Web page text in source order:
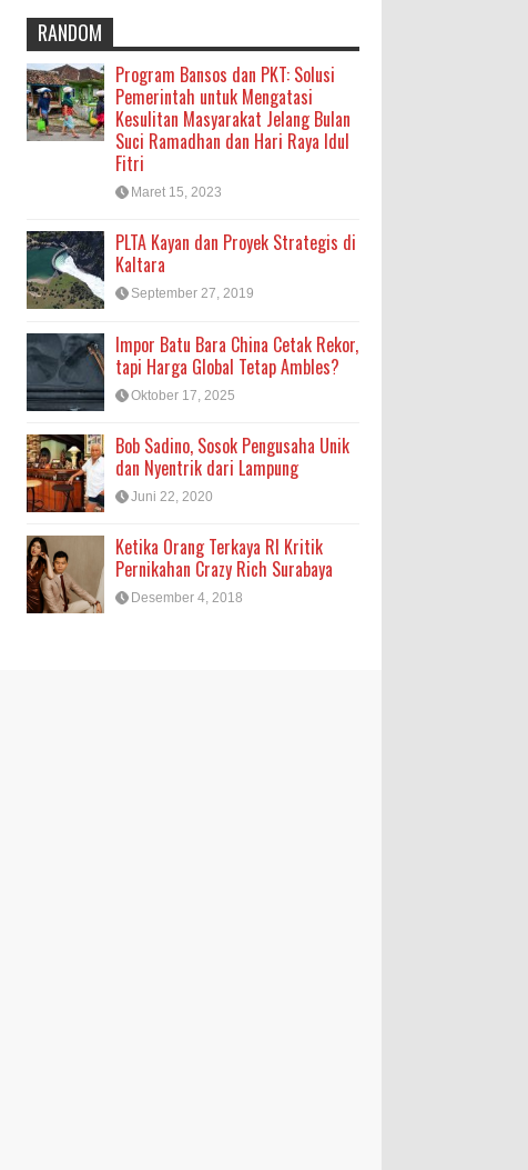
RANDOM
Program Bansos dan PKT: Solusi
Pemerintah untuk Mengatasi
Kesulitan Masyarakat Jelang Bulan
Suci Ramadhan dan Hari Raya Idul
Fitri
Maret 15, 2023
PLTA Kayan dan Proyek Strategis di
Kaltara
September 27, 2019
Impor Batu Bara China Cetak Rekor,
tapi Harga Global Tetap Ambles?
Oktober 17, 2025
Bob Sadino, Sosok Pengusaha Unik
dan Nyentrik dari Lampung
Juni 22, 2020
Ketika Orang Terkaya RI Kritik
Pernikahan Crazy Rich Surabaya
Desember 4, 2018